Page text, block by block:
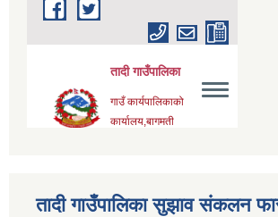
तादी गाउँपालिका सुझाव संकलन